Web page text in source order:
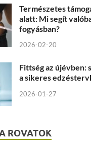
Természetes
alatt: Mi segít
fogyásban?
2026-02-20
Fittség az újévben:
a sikeres
2026-01-27
ROVATOK